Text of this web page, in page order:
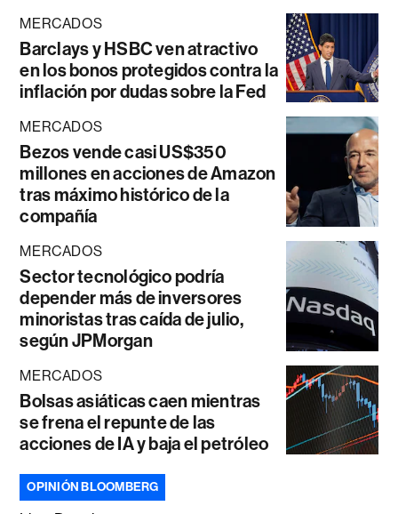
MERCADOS
Barclays y HSBC ven atractivo
en los bonos protegidos contra la
inflación por dudas sobre la Fed
MERCADOS
Bezos vende casi US$350
millones en acciones de Amazon
tras máximo histórico de la
compañía
MERCADOS
Sector tecnológico podría
depender más de inversores
minoristas tras caída de julio,
según JPMorgan
MERCADOS
Bolsas asiáticas caen mientras
se frena el repunte de las
acciones de IA y baja el petróleo
OPINIÓN BLOOMBERG